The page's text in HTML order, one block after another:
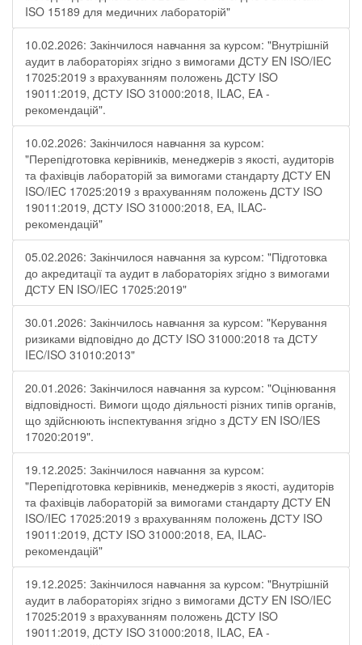
ISO 15189 для медичних лабораторій"
10.02.2026: Закінчилося навчання за курсом: "Внутрішній
аудит в лабораторіях згідно з вимогами ДСТУ EN ISO/IEC
17025:2019 з врахуванням положень ДСТУ ISO
19011:2019, ДСТУ ISO 31000:2018, ILAC, EA -
рекомендацій".
10.02.2026: Закінчилося навчання за курсом:
"Перепідготовка керівників, менеджерів з якості, аудиторів
та фахівців лабораторій за вимогами стандарту ДСТУ EN
ISO/IEC 17025:2019 з врахуванням положень ДСТУ ISO
19011:2019, ДСТУ ISO 31000:2018, ЕА, ILAC-
рекомендацій"
05.02.2026: Закінчилося навчання за курсом: "Підготовка
до акредитації та аудит в лабораторіях згідно з вимогами
ДСТУ EN ISO/IEC 17025:2019"
30.01.2026: Закінчилось навчання за курсом: "Керування
ризиками відповідно до ДСТУ ISO 31000:2018 та ДСТУ
IEC/ISO 31010:2013"
20.01.2026: Закінчилося навчання за курсом: "Оцінювання
відповідності. Вимоги щодо діяльності різних типів органів,
що здійснюють інспектування згідно з ДСТУ ЕN ISO/IES
17020:2019".
19.12.2025: Закінчилося навчання за курсом:
"Перепідготовка керівників, менеджерів з якості, аудиторів
та фахівців лабораторій за вимогами стандарту ДСТУ EN
ISO/IEC 17025:2019 з врахуванням положень ДСТУ ISO
19011:2019, ДСТУ ISO 31000:2018, ЕА, ILAC-
рекомендацій"
19.12.2025: Закінчилося навчання за курсом: "Внутрішній
аудит в лабораторіях згідно з вимогами ДСТУ EN ISO/IEC
17025:2019 з врахуванням положень ДСТУ ISO
19011:2019, ДСТУ ISO 31000:2018, ILAC, EA -